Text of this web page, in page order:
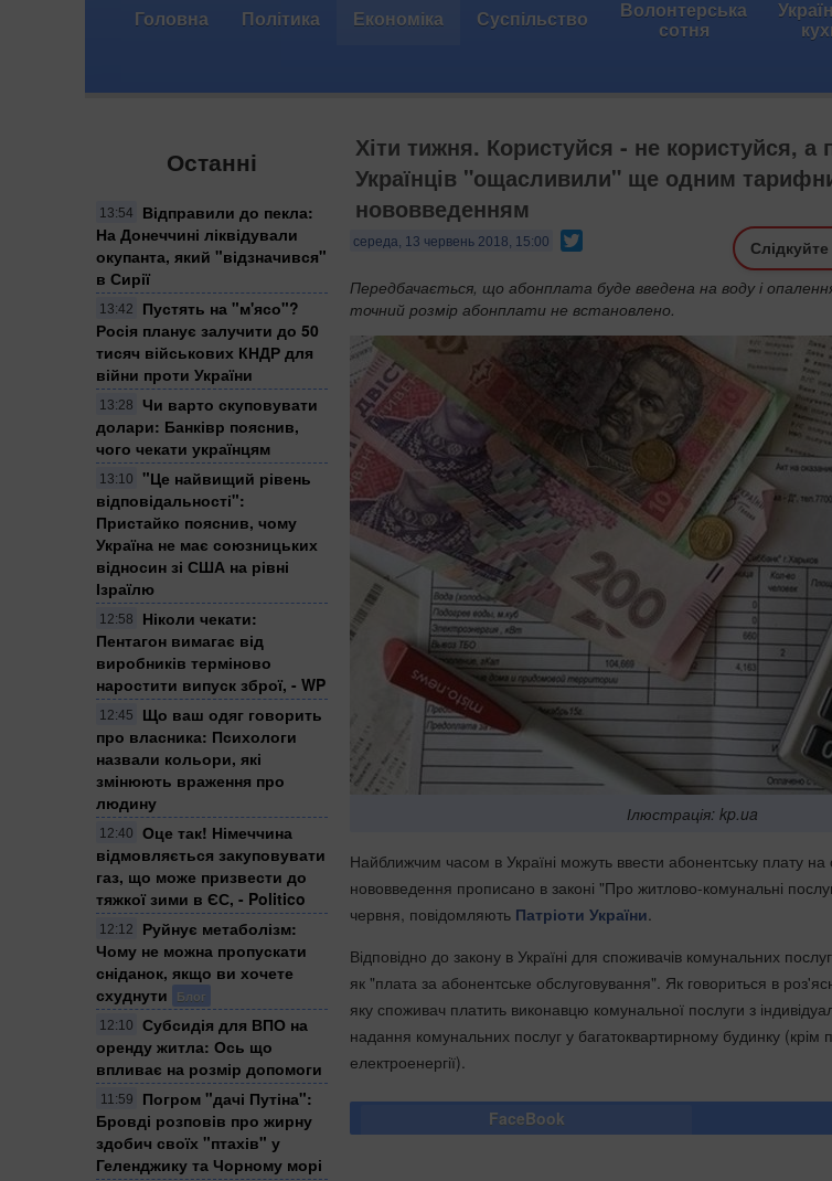
Головна Політика Економіка Суспільство Волонтерська
сотня
Останні
13:54
Відправили до пекла:
На Донеччині ліквідували
окупанта, який "відзначився"
в Сирії
13:42
Пустять на "м'ясо"?
Росія планує залучити до 50
тисяч військових КНДР для
війни проти України
13:28
Чи варто скуповувати
долари: Банківр пояснив,
чого чекати українцям
13:10
"Це найвищий рівень
відповідальності":
Пристайко пояснив, чому
Україна не має союзницьких
відносин зі США на рівні
Ізраїлю
12:58
Ніколи чекати:
Пентагон вимагає від
виробників терміново
наростити випуск зброї, - WP
12:45
Що ваш одяг говорить
про власника: Психологи
назвали кольори, які
змінюють враження про
людину
12:40
Оце так! Німеччина
відмовляється закуповувати
газ, що може призвести до
тяжкої зими в ЄС, - Politico
12:12
Руйнує метаболізм:
Чому не можна пропускати
сніданок, якщо ви хочете
схуднути
Блог
12:10
Субсидія для ВПО на
оренду житла: Ось що
впливає на розмір допомоги
11:59
Погром "дачі Путіна":
Бровді розповів про жирну
здобич своїх "птахів" у
Геленджику та Чорному морі
Хіти тижня. Користуйся - не користуйся, а
Українців "ощасливили" ще одним
нововведенням
середа, 13 червень 2018, 15:00
Передбачається, що абонплата буде введена на воду і
точний розмір абонплати не встановлено.
Ілюстрація: kp.ua
Найближчим часом в Україні можуть ввести абонентську плату
нововведення прописано в законі "Про житлово-комунальні
червня, повідомляють Патріоти України.
Відповідно до закону в Україні для споживачів комунальних
як "плата за абонентське обслуговування". Як говориться в
яку споживач платить виконавцю комунальної послуги з
надання комунальних послуг у багатоквартирному будинку (крім
електроенергії).
FaceBook